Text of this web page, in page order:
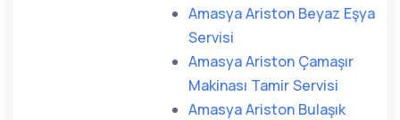
Amasya Ariston Beyaz Eşya
Servisi
Amasya Ariston Çamaşır
Makinası Tamir Servisi
Amasya Ariston Bulaşık